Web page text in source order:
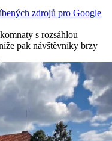
zdrojů pro Google
s rozsáhlou
pak návštěvníky brzy